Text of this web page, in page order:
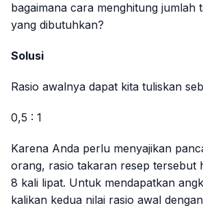
bagaimana cara menghitung jumlah
yang dibutuhkan?
Solusi
Rasio awalnya dapat kita tuliskan
0,5 : 1
Karena Anda perlu menyajikan
orang, rasio takaran resep tersebut
8 kali lipat. Untuk mendapatkan
kalikan kedua nilai rasio awal